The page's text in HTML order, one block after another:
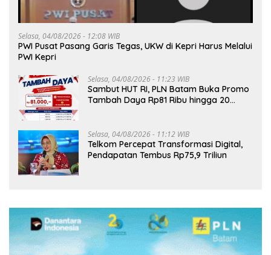
Selasa, 04/08/2026 - 12:08 WIB
PWI Pusat Pasang Garis Tegas, UKW di Kepri Harus Melalui
PWI Kepri
Selasa, 04/08/2026 - 11:23 WIB
Sambut HUT RI, PLN Batam Buka Promo
Tambah Daya Rp81 Ribu hingga 20
Selasa, 04/08/2026 - 11:12 WIB
Telkom Percepat Transformasi Digital,
Pendapatan Tembus Rp75,9 Triliun